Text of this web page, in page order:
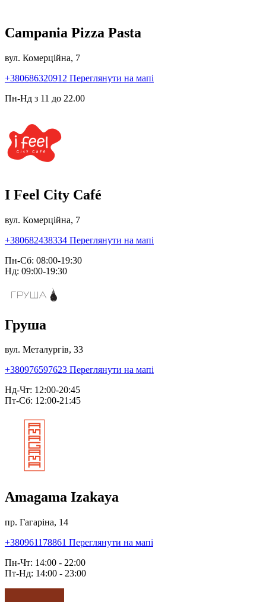
Campania Pizza Pasta
вул. Комерційна, 7
+380686320912 Переглянути на мапі
Пн-Нд з 11 до 22.00
I Feel City Café
вул. Комерційна, 7
+380682438334 Переглянути на мапі
Пн-Сб: 08:00-19:30
Нд: 09:00-19:30
Груша
вул. Металургів, 33
+380976597623 Переглянути на мапі
Нд-Чт: 12:00-20:45
Пт-Сб: 12:00-21:45
Amagama Izakaya
пр. Гагаріна, 14
+380961178861 Переглянути на мапі
Пн-Чт: 14:00 - 22:00
Пт-Нд: 14:00 - 23:00